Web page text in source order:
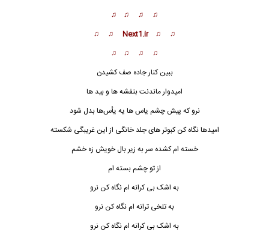
♫ ♫ ♫ ♫
♫ ♫ Next1.ir ♫ ♫
♫ ♫ ♫ ♫
ببین کنار جاده صف کشیدن
امیدوار ماندنت بنفشه ها و بید ها
نرو که پیش چشم یاس ها یه یأس‌ها بدل شود
امیدها نگاه کن کبوتر های جلد خانگی از این غریبگی شکسته
خسته ام کشده سر به زیر بال خویش زه خشم
از تو چشم بسته ام
به اشک بی کرانه ام نگاه کن نرو
به تلخی ترانه ام نگاه کن نرو
به اشک بی کرانه ام نگاه کن نرو